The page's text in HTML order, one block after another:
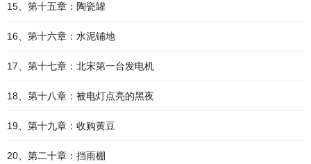
15、第十五章：陶瓷罐
16、第十六章：水泥铺地
17、第十七章：北宋第一台发电机
18、第十八章：被电灯点亮的黑夜
19、第十九章：收购黄豆
20、第二十章：挡雨棚